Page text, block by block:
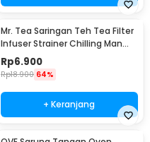
Mr. Tea Saringan Teh Tea Filter
Infuser Strainer Chilling Man
Silicon - MR03
Rp6.900
Rp18.900 64%
+ Keranjang